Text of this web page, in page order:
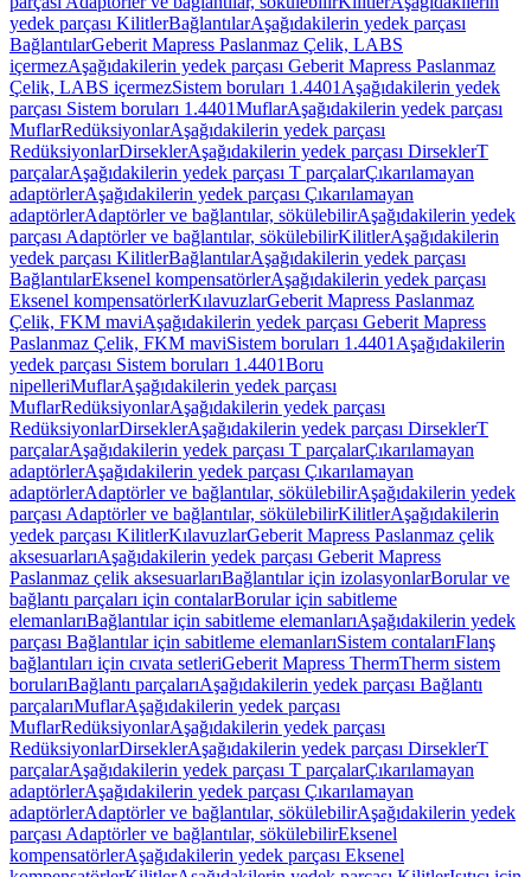
yedek parçası KilitlerBağlantılarAşağıdakilerin yedek parçası
BağlantılarGeberit Mapress Paslanmaz Çelik, LABS
içermezAşağıdakilerin yedek parçası Geberit Mapress Paslanmaz
Çelik, LABS içermezSistem boruları 1.4401 Aşağıdakilerin yedek
parçası Sistem boruları 1.4401MuflarAşağıdakilerin yedek parçası
MuflarRedüksiyonlarAşağıdakilerin yedek parçası
RedüksiyonlarDirseklerAşağıdakilerin yedek parçası DirseklerT
parçalarAşağıdakilerin yedek parçası T parçalarÇıkarılamayan
adaptörlerAşağıdakilerin yedek parçası Çıkarılamayan
adaptörlerAdaptörler ve bağlantılar, sökülebilirAşağıdakilerin yedek
parçası Adaptörler ve bağlantılar, sökülebilirKilitlerAşağıdakilerin
yedek parçası KilitlerBağlantılarAşağıdakilerin yedek parçası
BağlantılarEksenel kompensatörlerAşağıdakilerin yedek parçası
Eksenel kompensatörlerKılavuzlarGeberit Mapress Paslanmaz
Çelik, FKM maviAşağıdakilerin yedek parçası Geberit Mapress
Paslanmaz Çelik, FKM maviSistem boruları 1.4401 Aşağıdakilerin
yedek parçası Sistem boruları 1.4401Boru
nipelleriMuflarAşağıdakilerin yedek parçası
MuflarRedüksiyonlarAşağıdakilerin yedek parçası
RedüksiyonlarDirseklerAşağıdakilerin yedek parçası DirseklerT
parçalarAşağıdakilerin yedek parçası T parçalarÇıkarılamayan
adaptörlerAşağıdakilerin yedek parçası Çıkarılamayan
adaptörlerAdaptörler ve bağlantılar, sökülebilirAşağıdakilerin yedek
parçası Adaptörler ve bağlantılar, sökülebilirKilitlerAşağıdakilerin
yedek parçası KilitlerKılavuzlarGeberit Mapress Paslanmaz çelik
aksesuarlarıAşağıdakilerin yedek parçası Geberit Mapress
Paslanmaz çelik aksesuarlarıBağlantılar için izolasyonlarBorular ve
bağlantı parçaları için contalarBorular için sabitleme
elemanlarıBağlantılar için sabitleme elemanlarıAşağıdakilerin yedek
parçası Bağlantılar için sabitleme elemanlarıSistem contalarıFlanş
bağlantıları için cıvata setleriGeberit Mapress ThermTherm sistem
borularıBağlantı parçalarıAşağıdakilerin yedek parçası Bağlantı
parçalarıMuflarAşağıdakilerin yedek parçası
MuflarRedüksiyonlarAşağıdakilerin yedek parçası
RedüksiyonlarDirseklerAşağıdakilerin yedek parçası DirseklerT
parçalarAşağıdakilerin yedek parçası T parçalarÇıkarılamayan
adaptörlerAşağıdakilerin yedek parçası Çıkarılamayan
adaptörlerAdaptörler ve bağlantılar, sökülebilirAşağıdakilerin yedek
parçası Adaptörler ve bağlantılar, sökülebilirEksenel
kompensatörlerAşağıdakilerin yedek parçası Eksenel